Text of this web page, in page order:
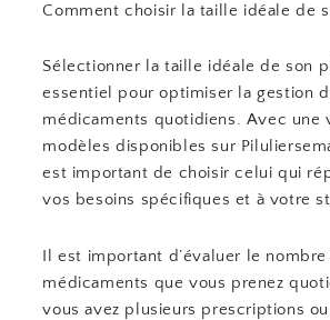
Comment choisir la taille idéale de
Sélectionner la taille idéale de son
essentiel pour optimiser la gestion
médicaments quotidiens. Avec une
modèles disponibles sur
est important de choisir celui qui
vos besoins spécifiques et à votre
Il est important d’évaluer le nombre
médicaments que vous prenez
vous avez plusieurs prescriptions